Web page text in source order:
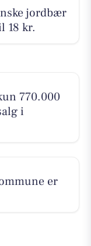
jordbær
18 kr.
770.000
i
er